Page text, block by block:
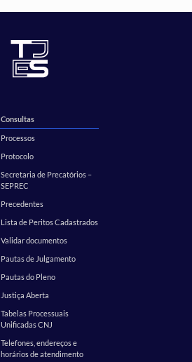
Consultas
Processos
Protocolo
Secretaria de Precatórios –
SEPREC
Precedentes
Lista de Peritos Cadastrados
Validar documentos
Pautas de Julgamento
Pautas do Pleno
Justiça Aberta
Tabelas Processuais
Unificadas CNJ
Telefones, endereços e
horários de atendimento